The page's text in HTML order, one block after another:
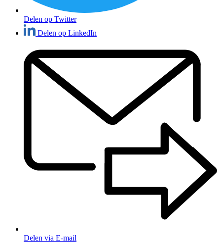
Delen op Twitter
Delen op LinkedIn
Delen via E-mail